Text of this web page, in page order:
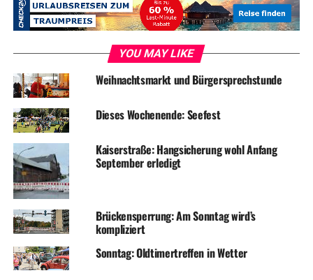
YOU MAY LIKE
Weihnachtsmarkt und Bürgersprechstunde
Dieses Wochenende: Seefest
Kaiserstraße: Hangsicherung wohl Anfang
September erledigt
Brückensperrung: Am Sonntag wird’s
kompliziert
Sonntag: Oldtimertreffen in Wetter